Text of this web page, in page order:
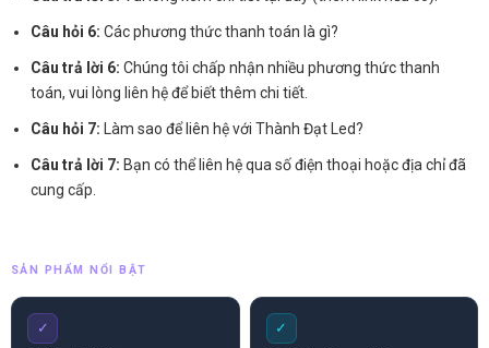
Câu hỏi 6: Các phương thức thanh toán là gì?
Câu trả lời 6: Chúng tôi chấp nhận nhiều phương thức thanh
toán, vui lòng liên hệ để biết thêm chi tiết.
Câu hỏi 7: Làm sao để liên hệ với Thành Đạt Led?
Câu trả lời 7: Bạn có thể liên hệ qua số điện thoại hoặc địa chỉ đã
cung cấp.
SẢN PHẨM NỔI BẬT
✓ ✓